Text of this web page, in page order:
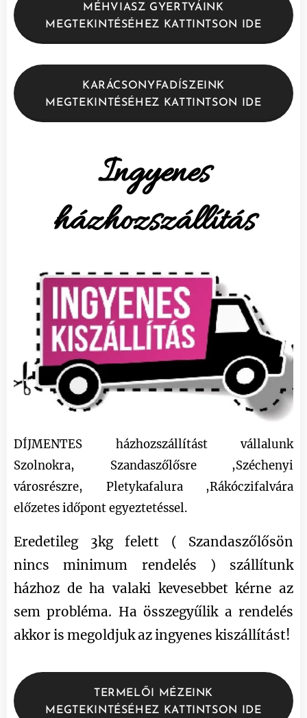
MÉHVIASZ GYERTYÁINK
MEGTEKINTÉSÉHEZ KATTINTSON IDE
KARÁCSONYFADÍSZEINK
MEGTEKINTÉSÉHEZ KATTINTSON IDE
Ingyenes
házhozszállítás
DÍJMENTES házhozszállítást vállalunk
Szolnokra, Szandaszőlősre ,Széchenyi
városrészre, Pletykafalura ,Rákóczifalvára
előzetes időpont egyeztetéssel.
Eredetileg 3kg felett ( Szandaszőlősön
nincs minimum rendelés ) szállítunk
házhoz de ha valaki kevesebbet kérne az
sem probléma. Ha összegyűlik a rendelés
akkor is megoldjuk az ingyenes kiszállítást!
TERMELŐI MÉZEINK
MEGTEKINTÉSÉHEZ KATTINTSON IDE